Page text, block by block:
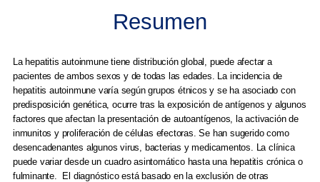
Resumen
La hepatitis autoinmune tiene distribución global, puede afectar a
pacientes de ambos sexos y de todas las edades. La incidencia de
hepatitis autoinmune varía según grupos étnicos y se ha asociado con
predisposición genética, ocurre tras la exposición de antígenos y algunos
factores que afectan la presentación de autoantígenos, la activación de
inmunitos y proliferación de células efectoras. Se han sugerido como
desencadenantes algunos virus, bacterias y medicamentos. La clínica
puede variar desde un cuadro asintomático hasta una hepatitis crónica o
fulminante. El diagnóstico está basado en la exclusión de otras